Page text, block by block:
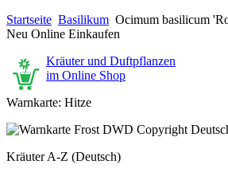
Startseite Basilikum Ocimum basilicum
Neu Online Einkaufen
Kräuter und Duftpflanzen
im Online Shop
Warnkarte: Hitze
Kräuter A-Z (Deutsch)